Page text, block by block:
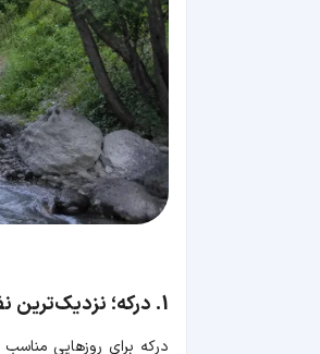
1. درکه؛ نزدیک‌ترین نفس خنک در شمال تهران
درکه برای روزهایی